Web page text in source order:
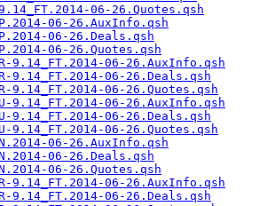
06-26.Quotes.qsh
06-26.AuxInfo.qsh
06-26.Deals.qsh
06-26.Quotes.qsh
9.14_FT.2014-06-26.AuxInfo.qsh
9.14_FT.2014-06-26.Deals.qsh
9.14_FT.2014-06-26.Quotes.qsh
9.14_FT.2014-06-26.AuxInfo.qsh
9.14_FT.2014-06-26.Deals.qsh
9.14_FT.2014-06-26.Quotes.qsh
06-26.AuxInfo.qsh
06-26.Deals.qsh
06-26.Quotes.qsh
9.14_FT.2014-06-26.AuxInfo.qsh
9.14_FT.2014-06-26.Deals.qsh